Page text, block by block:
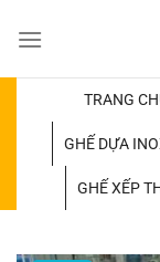
đến
TRANG
GHẾ DỰA
GHẾ XẾP